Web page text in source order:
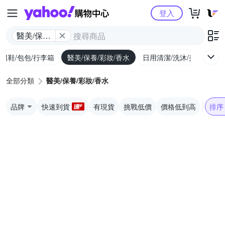
Yahoo購物中心
醫美/保養/
登入
鞋/包包/行李箱 醫美/保養/彩妝/香水 日用清潔/洗沐/美髮
全部分類 醫美/保養/彩妝/香水
品牌 快速到貨 有現貨 挑戰低價 價格低到高 排序